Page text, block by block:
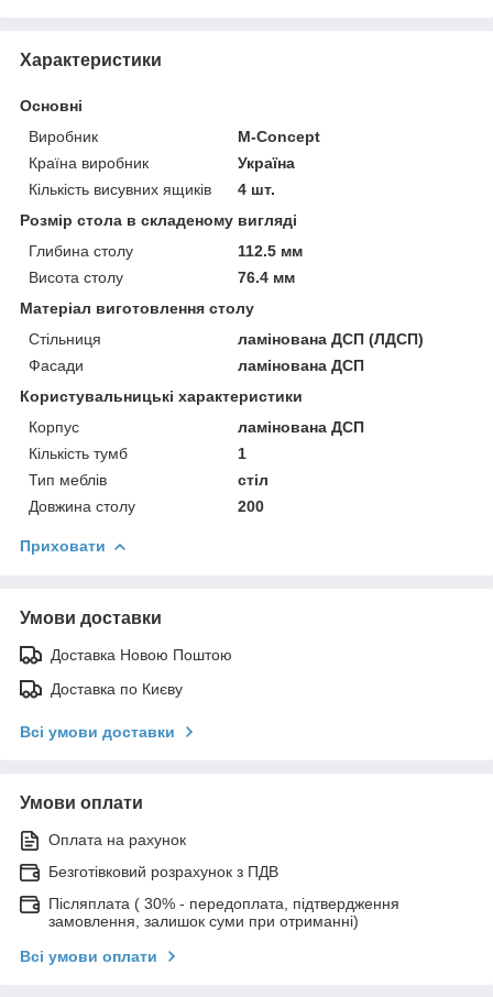
Характеристики
Основні
Виробник
M-Concept
Країна виробник
Україна
Кількість висувних ящиків
4 шт.
Розмір стола в складеному вигляді
Глибина столу
112.5 мм
Висота столу
76.4 мм
Матеріал виготовлення столу
Стільниця
ламінована ДСП (ЛДСП)
Фасади
ламінована ДСП
Користувальницькі характеристики
Корпус
ламінована ДСП
Кількість тумб
1
Тип меблів
стіл
Довжина столу
200
Приховати
Умови доставки
Доставка Новою Поштою
Доставка по Києву
Всі умови доставки
Умови оплати
Оплата на рахунок
Безготівковий розрахунок з ПДВ
Післяплата ( 30% - передоплата, підтвердження
замовлення, залишок суми при отриманні)
Всі умови оплати